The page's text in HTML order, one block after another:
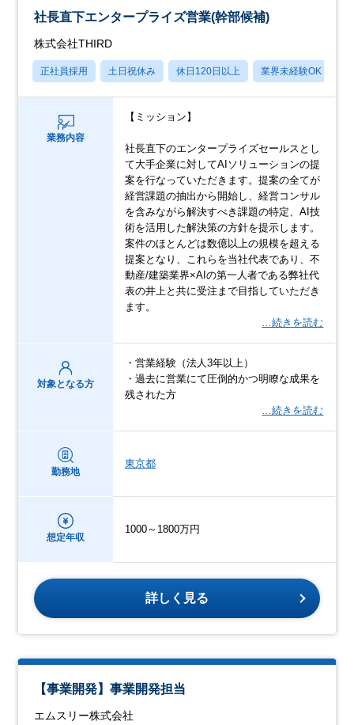
社長直下エンタープライズ営業(幹部候補)
株式会社THIRD
正社員採用 土日祝休み 休日120日以上 業界未経験OK
業務内容
【ミッション】
社長直下のエンタープライズセールスとし
て大手企業に対してAIソリューションの提
案を行なっていただきます。提案の全てが
経営課題の抽出から開始し、経営コンサル
を含みながら解決すべき課題の特定、AI技
術を活用した解決策の方針を提示します。
案件のほとんどは数億以上の規模を超える
提案となり、これらを当社代表であり、不
動産/建築業界×AIの第一人者である弊社代
表の井上と共に受注まで目指していただき
ます。
…続きを読む
対象となる方
・営業経験（法人3年以上）
・過去に営業にて圧倒的かつ明瞭な成果を
残された方
…続きを読む
勤務地
東京都
想定年収
1000～1800万円
詳しく見る
【事業開発】事業開発担当
エムスリー株式会社